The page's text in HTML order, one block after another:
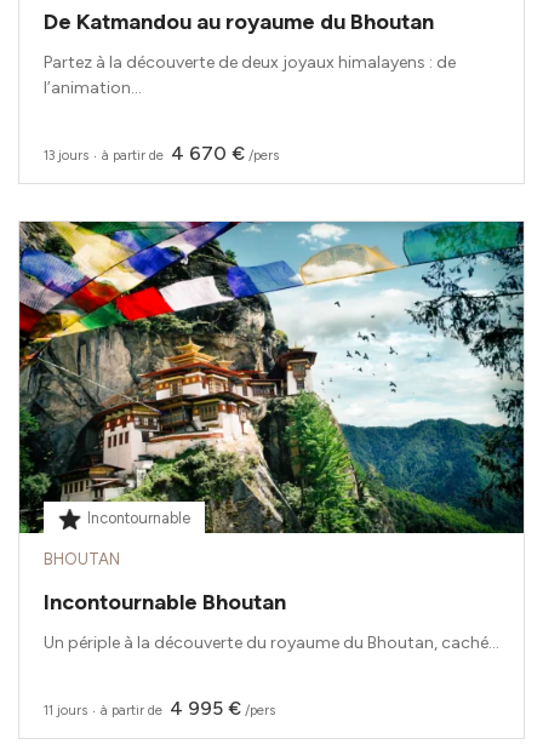
De Katmandou au royaume du Bhoutan
Partez à la découverte de deux joyaux himalayens : de
l’animation...
13 jours ‧ à partir de 4 670 € /pers
Incontournable
BHOUTAN
Incontournable Bhoutan
Un périple à la découverte du royaume du Bhoutan, caché...
11 jours ‧ à partir de 4 995 € /pers